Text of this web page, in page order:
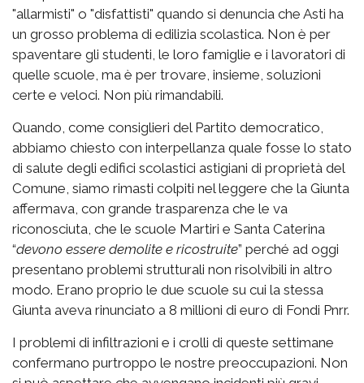
"allarmisti" o "disfattisti" quando si denuncia che Asti ha
un grosso problema di edilizia scolastica. Non è per
spaventare gli studenti, le loro famiglie e i lavoratori di
quelle scuole, ma è per trovare, insieme, soluzioni
certe e veloci. Non più rimandabili.
Quando, come consiglieri del Partito democratico,
abbiamo chiesto con interpellanza quale fosse lo stato
di salute degli edifici scolastici astigiani di proprietà del
Comune, siamo rimasti colpiti nel leggere che la Giunta
affermava, con grande trasparenza che le va
riconosciuta, che le scuole Martiri e Santa Caterina
“devono essere demolite e ricostruite” perché ad oggi
presentano problemi strutturali non risolvibili in altro
modo. Erano proprio le due scuole su cui la stessa
Giunta aveva rinunciato a 8 millioni di euro di Fondi Pnrr.
I problemi di infiltrazioni e i crolli di queste settimane
confermano purtroppo le nostre preoccupazioni. Non